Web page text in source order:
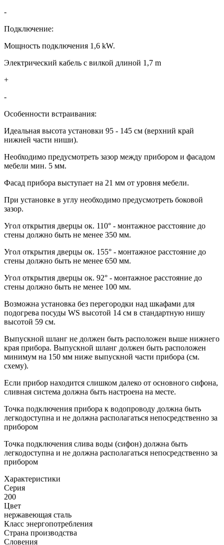
-
Подключение:
Мощность подключения 1,6 kW.
Электрический кабель с вилкой длиной 1,7 m
+
-
Особенности встраивания:
Идеальная высота установки 95 - 145 см (верхний край
нижней части ниши).
Необходимо предусмотреть зазор между прибором и фасадом
мебели мин. 5 мм.
Фасад прибора выступает на 21 мм от уровня мебели.
При установке в углу необходимо предусмотреть боковой
зазор.
Угол открытия дверцы ок. 110° - монтажное расстояние до
стены должно быть не менее 350 мм.
Угол открытия дверцы ок. 155° - монтажное расстояние до
стены должно быть не менее 650 мм.
Угол открытия дверцы ок. 92° - монтажное расстояние до
стены должно быть не менее 100 мм.
Возможна установка без перегородки над шкафами для
подогрева посуды WS высотой 14 см в стандартную нишу
высотой 59 см.
Выпускной шланг не должен быть расположен выше нижнего
края прибора. Выпускной шланг должен быть расположен
минимум на 150 мм ниже выпускной части прибора (см.
схему).
Если прибор находится слишком далеко от основного сифона,
сливная система должна быть настроена на месте.
Точка подключения прибора к водопроводу должна быть
легкодоступна и не должна располагаться непосредственно за
прибором
Точка подключения слива воды (сифон) должна быть
легкодоступна и не должна располагаться непосредственно за
прибором
Xарактеристики
Серия
200
Цвет
нержавеющая сталь
Класс энергопотребления
Страна производства
Словения